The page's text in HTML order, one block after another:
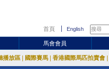
首頁 English
馬會會員
播放區 國際賽馬 香港國際馬匹拍賣會